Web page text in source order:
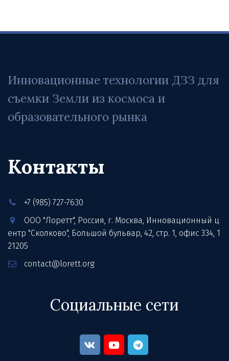
Инновационные технологии ДЗЗ для
съемки Земли из космоса и
образовательного рынка
Контакты
+7 (985) 727-7630
ООО "Лоретт", Россия, г. Москва, Инновационный ц
ентр "Сколково", Большой бульвар, 42, стр. 1, офис 334, 1
21205
contact@lorett.org
Социальные сети